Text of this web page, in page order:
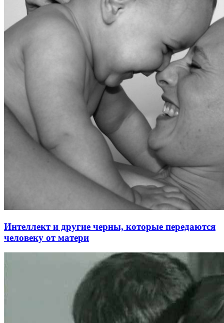
Интеллект и другие черны, которые передаются
человеку от матери